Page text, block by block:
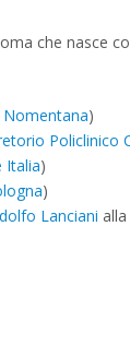
che nasce
Nomentana)
Policlinico
Italia)
)
Lanciani alla